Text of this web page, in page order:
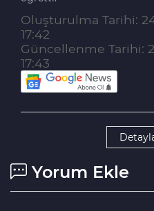
Oluşturulma Tarihi:
17:42
Güncellenme Tarihi:
17:43
Yorum Ekle